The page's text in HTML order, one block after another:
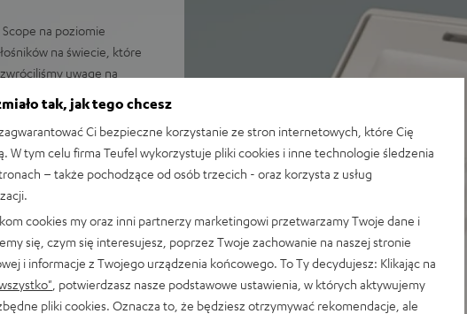
na poziomie
na świecie, które
uwagę na
zdobył również
wykorzystania
klasy dźwięku
Scope na poziomie
przetwornikiem nisko-
mocny, głęboki
tak, jak tego chcesz
Ci bezpieczne korzystanie ze stron internetowych, które Cię
W tym celu firma Teufel wykorzystuje pliki cookies i inne technologie śledzenia
– także pochodzące od osób trzecich - oraz korzysta z usług
cookies my oraz inni partnerzy marketingowi przetwarzamy Twoje dane i
się, czym się interesujesz, poprzez Twoje zachowanie na naszej stronie
i informacje z Twojego urządzenia końcowego. To Ty decydujesz: Klikając na
, potwierdzasz nasze podstawowe ustawienia, w których aktywujemy
pliki cookies. Oznacza to, że będziesz otrzymywać rekomendacje, ale